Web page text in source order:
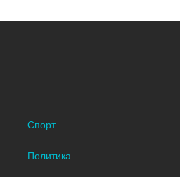
Спорт
Политика